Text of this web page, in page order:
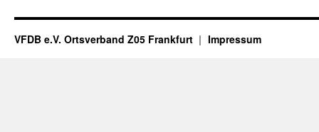
VFDB e.V. Ortsverband Z05 Frankfurt Impressum